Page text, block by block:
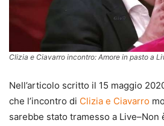
Clizia e Ciavarro incontro: Amore in pasto a
Nell’articolo scritto il 15 maggio
che l’incontro di Clizia e Ciavarro
sarebbe stato tramesso a Live–Non